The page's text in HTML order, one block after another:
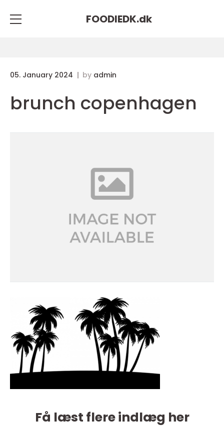
FOODIEDK.dk
05. January 2024 by admin
brunch copenhagen
Få læst flere indlæg her